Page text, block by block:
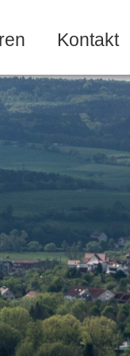
Kontakt